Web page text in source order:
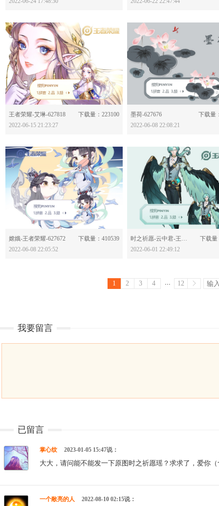
分享：
王者荣耀-艾琳-627818
下载量：223100
2022-06-15 21:23:27
墨荷-627676
下载量
2022-06-08 22:08:21
分享：
嫦娥-王者荣耀-627672
下载量：410539
2022-06-08 22:05:52
分享：
时之祈愿-云中君-王者荣耀-627507
下载量
2022-06-01 22:49:12
1 2 3 4 ... 12
我要留言
已留言
掌心纹 2023-01-05 15:47说：
大大，请问能不能发一下原图时之祈愿瑶？求求了，爱你
一个敞亮的人 2022-08-10 02:15说：